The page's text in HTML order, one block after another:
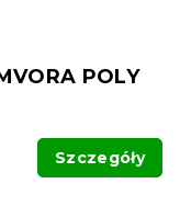
POLY
Szczegóły